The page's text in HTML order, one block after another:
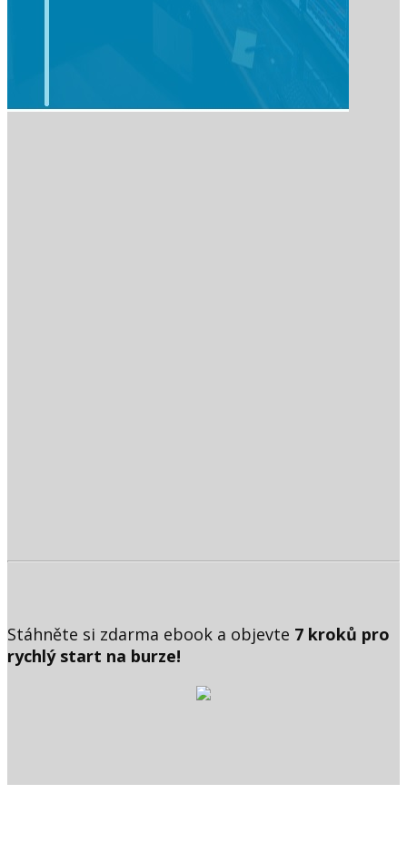
Stáhněte si zdarma ebook a objevte 7 kroků pro
rychlý start na burze!